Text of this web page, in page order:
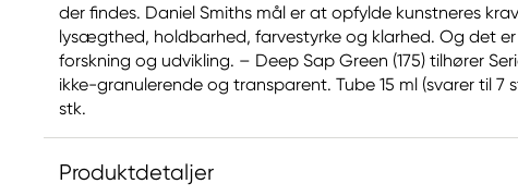
der findes. Daniel Smiths mål er at opfylde kunstneres
lysægthed, holdbarhed, farvestyrke og klarhed. Og det
forskning og udvikling. – Deep Sap Green (175) tilhører
ikke-granulerende og transparent. Tube 15 ml (svarer til 7
stk.
Produktdetaljer